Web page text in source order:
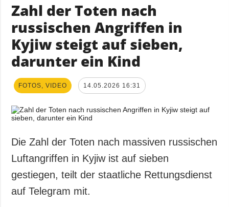
Zahl der Toten nach
russischen Angriffen in
Kyjiw steigt auf sieben,
darunter ein Kind
FOTOS, VIDEO 14.05.2026 16:31
Die Zahl der Toten nach massiven russischen
Luftangriffen in Kyjiw ist auf sieben
gestiegen, teilt der staatliche Rettungsdienst
auf Telegram mit.